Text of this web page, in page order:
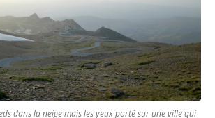
dans la neige mais les yeux porté sur une ville qui